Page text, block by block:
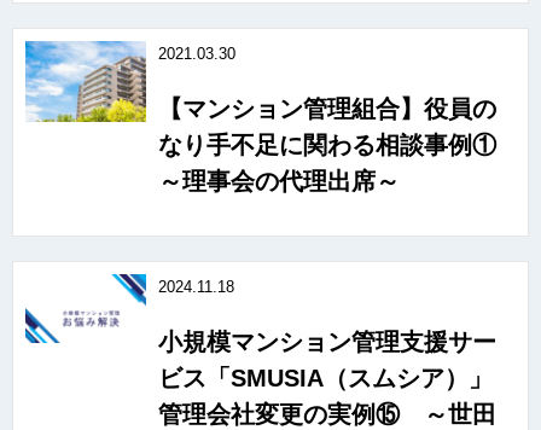
2021.03.30
【マンション管理組合】役員の
なり手不足に関わる相談事例①
～理事会の代理出席～
2024.11.18
小規模マンション管理支援サー
ビス「SMUSIA（スムシア）」
管理会社変更の実例⑮ ～世田